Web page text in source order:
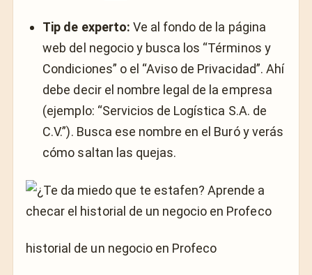
Tip de experto: Ve al fondo de la página
web del negocio y busca los “Términos y
Condiciones” o el “Aviso de Privacidad”. Ahí
debe decir el nombre legal de la empresa
(ejemplo: “Servicios de Logística S.A. de
C.V.”). Busca ese nombre en el Buró y verás
cómo saltan las quejas.
historial de un negocio en Profeco